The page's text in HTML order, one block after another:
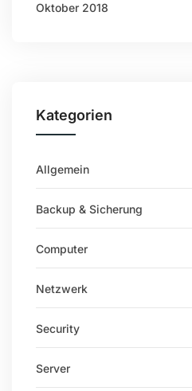
Oktober 2018
Kategorien
Allgemein
Backup & Sicherung
Computer
Netzwerk
Security
Server